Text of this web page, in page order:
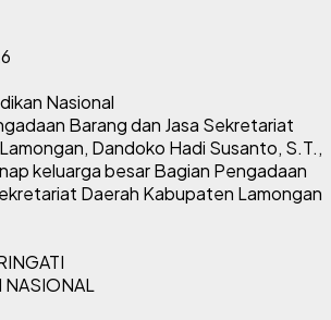
Barang dan Jasa Sekretariat
Dandoko Hadi Susanto, S.T.,
keluarga besar Bagian Pengadaan
Daerah Kabupaten Lamongan
NASIONAL